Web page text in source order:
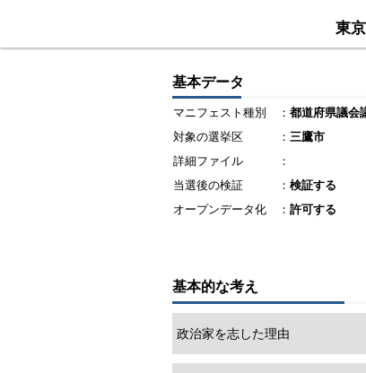
東
基本データ
マニフェスト種別 ： 都道府県議会
対象の選挙区
： 三鷹市
詳細ファイル
：
当選後の検証
： 検証する
オープンデータ化
： 許可する
基本的な考え
政治家を志した理由